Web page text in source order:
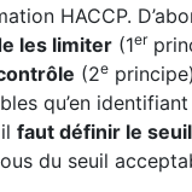
HACCP.
les limiter (1er
(2e
qu’en
faut définir le
du seuil